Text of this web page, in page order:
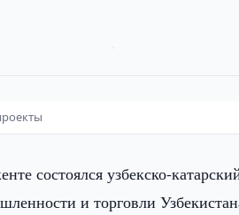
состоялся узбекско-
и торговли